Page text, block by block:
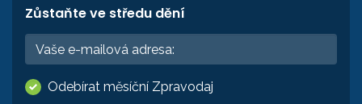
Zůstaňte ve středu dění
Odebírat měsíční Zpravodaj